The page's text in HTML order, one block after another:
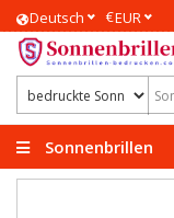
Deutsch €EUR
Sonnenbrillen